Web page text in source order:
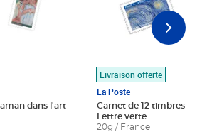
dans l'art -
Livraison offerte
La Poste
Carnet de 12 timbres - Le
Lettre verte
20g / France